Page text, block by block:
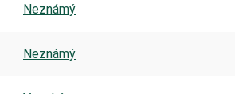
Neznámý
Neznámý